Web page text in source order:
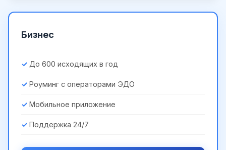
Бизнес
До 600 исходящих в год
Роуминг с операторами ЭДО
Мобильное приложение
Поддержка 24/7